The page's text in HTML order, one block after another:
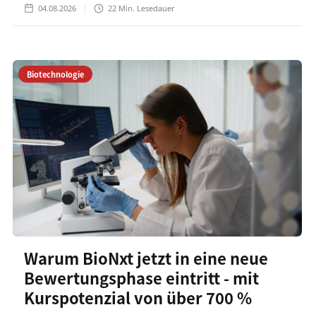
04.08.2026 22 Min. Lesedauer
Biotechnologie
Warum BioNxt jetzt in eine neue
Bewertungsphase eintritt - mit
Kurspotenzial von über 700 %